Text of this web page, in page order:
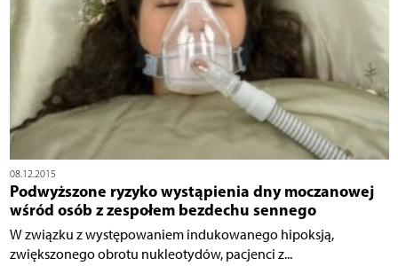
08.12.2015
Podwyższone ryzyko wystąpienia dny moczanowej
wśród osób z zespołem bezdechu sennego
W związku z występowaniem indukowanego hipoksją,
zwiększonego obrotu nukleotydów, pacjenci z...